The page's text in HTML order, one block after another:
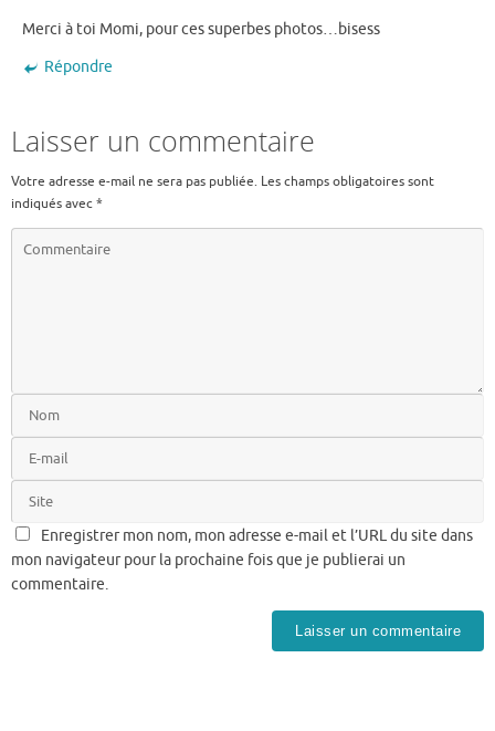
Merci à toi Momi, pour ces superbes photos…bisess
Répondre
Laisser un commentaire
Votre adresse e-mail ne sera pas publiée. Les champs obligatoires sont
indiqués avec*
Enregistrer mon nom, mon adresse e-mail et l’URL du site dans
mon navigateur pour la prochaine fois que je publierai un
commentaire.